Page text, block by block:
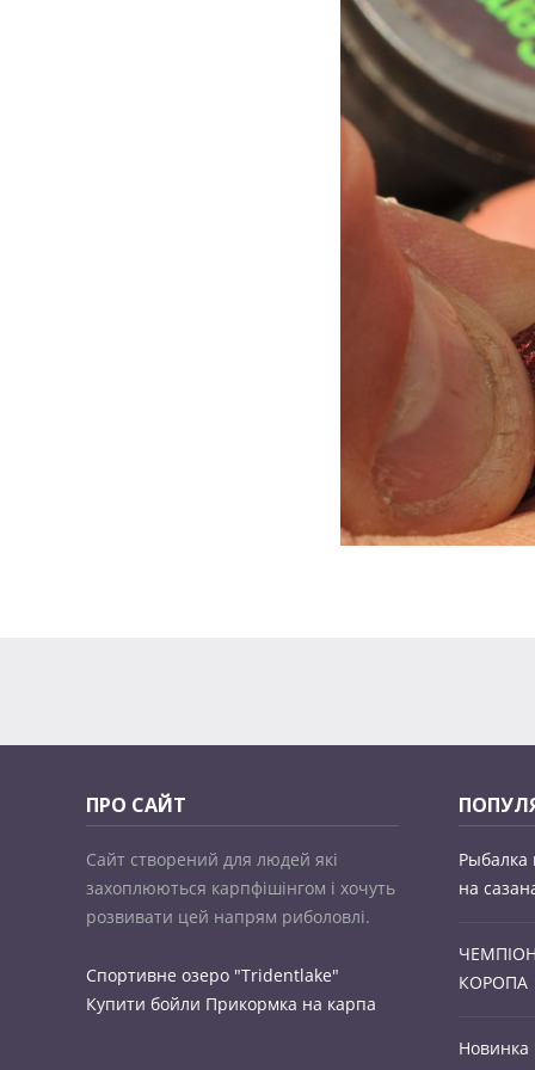
ПРО САЙТ
Сайт створений для людей які
захоплюються карпфішінгом і хочуть
розвивати цей напрям риболовлі.
Спортивне озеро "Tridentlake"
Купити бойли Прикормка на карпа
Рыбалка
на
КОРОПА
Новинка